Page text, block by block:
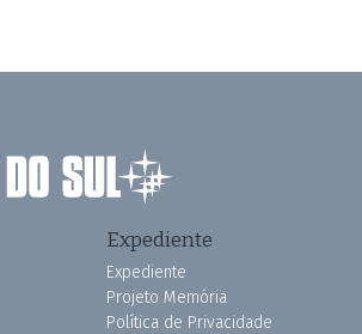
Expediente
Expediente
Projeto Memória
Política de Privacidade